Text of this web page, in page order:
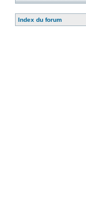
Index du forum